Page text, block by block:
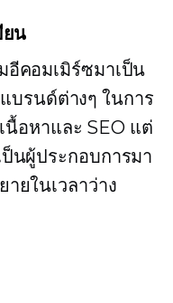
ยน
อีคอมเมิร์ซมาเป็น
บรนด์ต่างๆ ในการ
นื้อหาและ SEO แต่
นผู้ประกอบการมา
ยในเวลาว่าง